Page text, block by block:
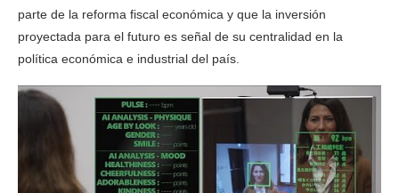
parte de la reforma fiscal económica y que la inversión
proyectada para el futuro es señal de su centralidad en la
política económica e industrial del país.